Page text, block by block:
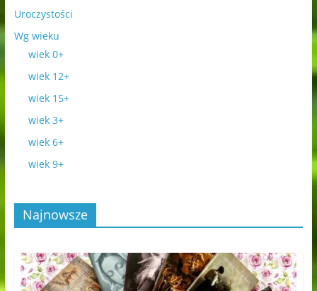
Uroczystości
Wg wieku
wiek 0+
wiek 12+
wiek 15+
wiek 3+
wiek 6+
wiek 9+
Najnowsze